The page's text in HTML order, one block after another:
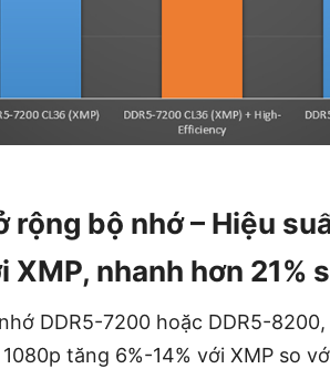
rộng bộ nhớ – Hiệu
XMP, nhanh hơn 21%
DDR5-7200 hoặc DDR5-
tăng 6%-14% với XMP so